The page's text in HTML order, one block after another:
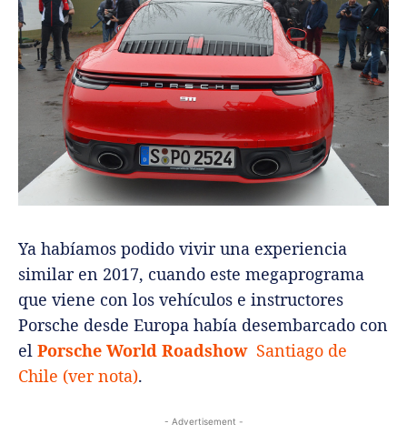
Ya habíamos podido vivir una experiencia
similar en 2017, cuando este megaprograma
que viene con los vehículos e instructores
Porsche desde Europa había desembarcado con
el Porsche World RoadshowSantiago de
Chile (ver nota).
- Advertisement -